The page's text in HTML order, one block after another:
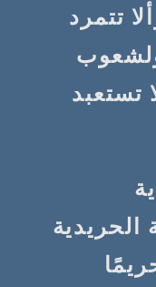
تتمرد
تستعبد
الحريدية